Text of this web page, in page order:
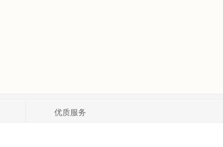
优质服务